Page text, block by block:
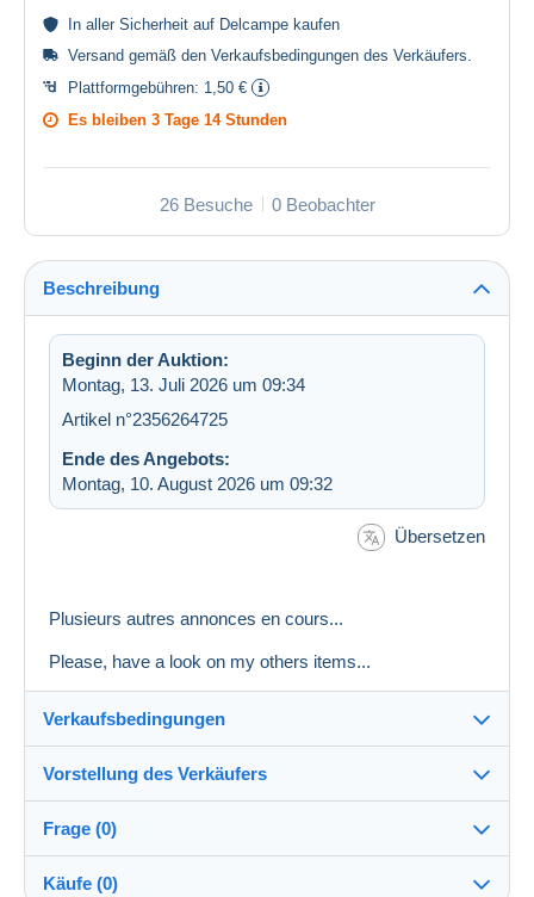
In aller Sicherheit auf Delcampe kaufen
Versand gemäß den Verkaufsbedingungen des Verkäufers
Plattformgebühren: 1,50 €
Es bleiben 3 Tage 14 Stunden
26 Besuche 0 Beobachter
Beschreibung
Beginn der Auktion:
Montag, 13. Juli 2026 um 09:34
Artikel n°2356264725
Ende des Angebots:
Montag, 10. August 2026 um 09:32
Übersetzen
Plusieurs autres annonces en cours...
Please, have a look on my others items...
Verkaufsbedingungen
Versand nach:
Die Liste der Länder einsehen
Versand:
Vorkasse
Vorstellung des Verkäufers
nath070100%(2011x)
Frage (0)
Käufe (0)